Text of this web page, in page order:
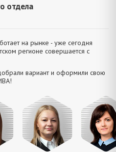
отдела
на рынке - уже сегодня
регионе совершается с
вариант и оформили свою